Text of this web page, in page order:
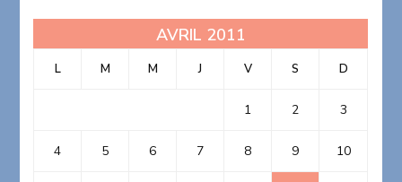
AVRIL 2011
L M M J V S D
1 2 3
4 5 6 7 8 9 10